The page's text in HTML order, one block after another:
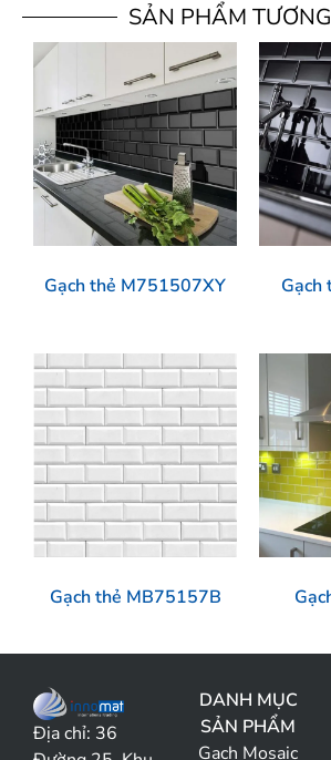
SẢN PHẨM
Gạch thẻ M751507XY Gạch
Gạch thẻ MB75157B
Địa chỉ: 36
DANH MỤC
SẢN PHẨM
Gạch Mosaic